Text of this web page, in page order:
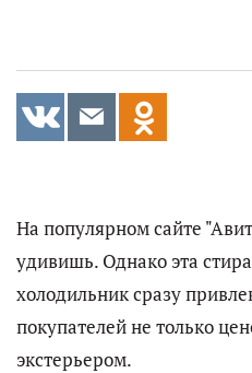
На популярном сайте
удивишь. Однако эта
холодильник сразу
покупателей не только
экстерьером.